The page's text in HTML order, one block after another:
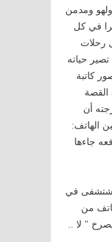
ومدمن
في كل
رحلات
حياته
كاتبة
القصة
أن
الهاتف:
جاءها
في
من
" لا ..